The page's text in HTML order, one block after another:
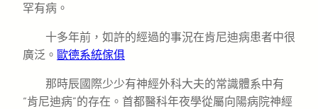
罕有病。
十多年前，如許的經過的事況在肯尼迪病患者中很
廣泛。 歐德系統傢俱
那時辰國際少少有神經外科大夫的常識體系中有
“肯尼迪病”的存在。首都醫科年夜學從屬向陽病院神經